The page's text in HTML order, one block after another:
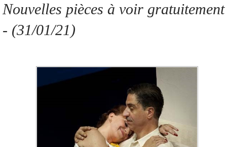
Kiosque
Se connecter
Nouvelles pièces à voir gratuitement
- (31/01/21)